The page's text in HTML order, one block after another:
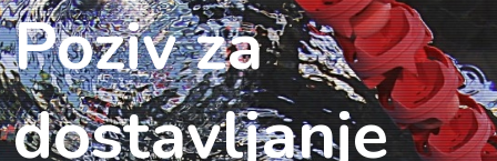
Poziv za
dostavljanje